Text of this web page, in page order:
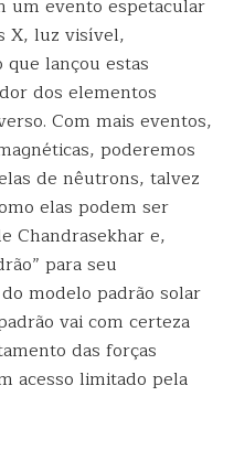
um evento espetacular
X, luz visível,
lançou estas
dos elementos
Com mais eventos,
poderemos
de nêutrons, talvez
elas podem ser
Chandrasekhar e,
para seu
modelo padrão solar
vai com certeza
das forças
acesso limitado pela